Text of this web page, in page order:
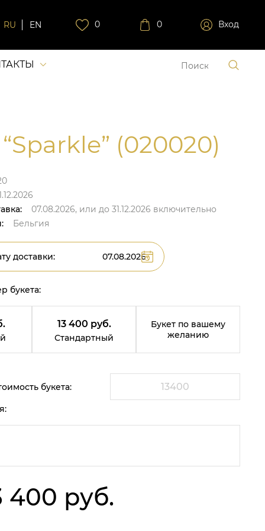
RU EN 0 0 Вход
(020020)
07.08.2026, или до 31.12.2026 включительно
Бельгия
доставки:
букета:
13 400 руб.
Стандартный
Букет по вашему
желанию
букета:
400 руб.